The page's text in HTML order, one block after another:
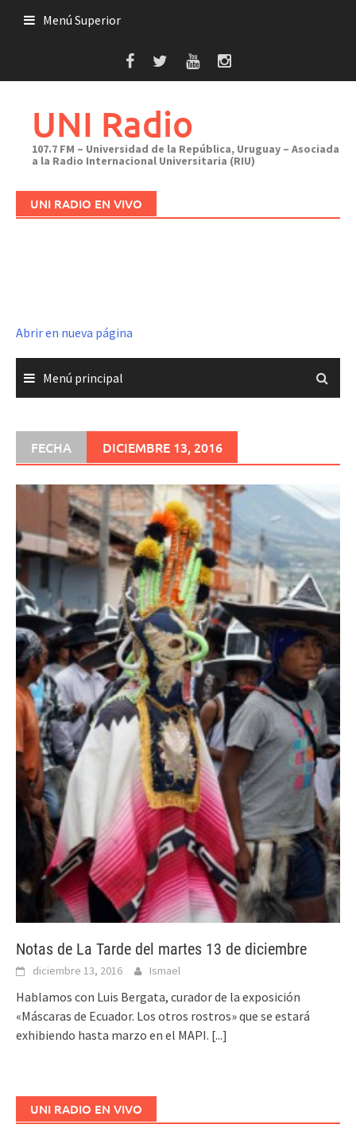
Menú Superior
UNI Radio
107.7 FM – Universidad de la República, Uruguay – Asociada
a la Radio Internacional Universitaria (RIU)
UNI RADIO EN VIVO
Abrir en nueva página
Menú principal
FECHA DICIEMBRE 13, 2016
Notas de La Tarde del martes 13 de diciembre
diciembre 13, 2016 Ismael
Hablamos con Luis Bergata, curador de la exposición
«Máscaras de Ecuador. Los otros rostros» que se estará
exhibiendo hasta marzo en el MAPI. [...]
UNI RADIO EN VIVO